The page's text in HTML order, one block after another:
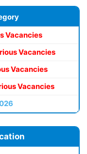
Vacancies
Vacancies
Vacancies
Vacancies